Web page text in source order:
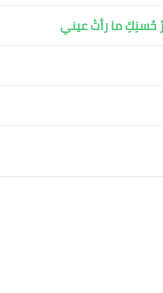
حُسنِكِ ما رأتْ عيني